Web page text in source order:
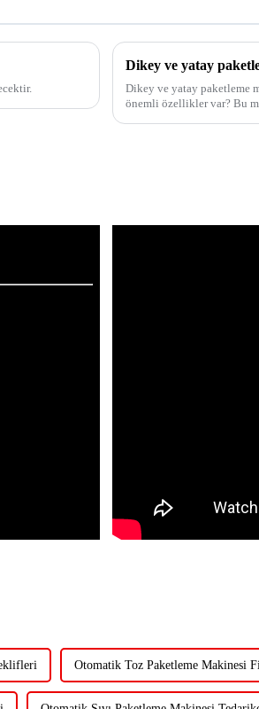
Dikey ve yatay
Dikey ve yatay paketleme
önemli özellikler var? Bu
Otomatik Toz Paketleme Makinesi